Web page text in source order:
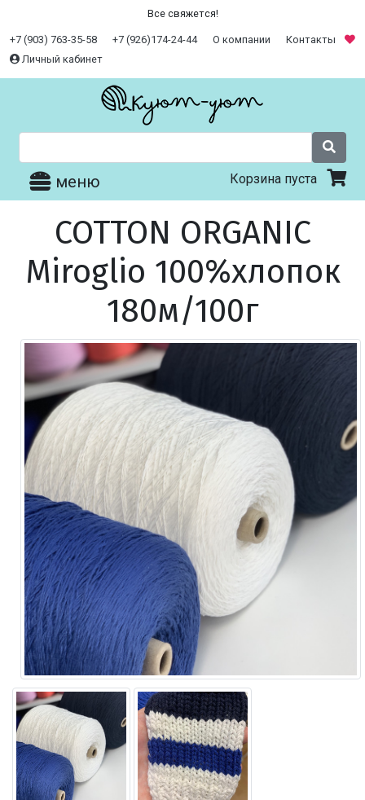
Все свяжется!
+7 (903) 763-35-58 +7 (926)174-24-44 О компании
Контакты
Личный кабинет
меню Корзина пуста
COTTON ORGANIC
Miroglio 100%хлопок
180м/100г